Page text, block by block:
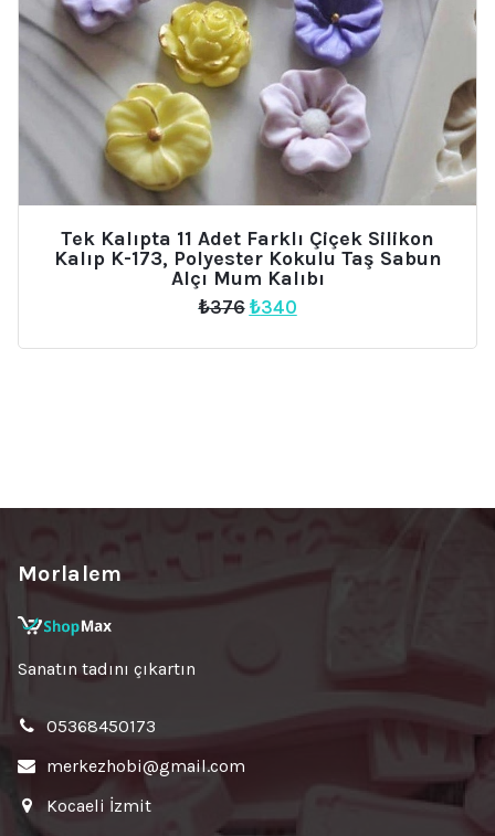
Tek Kalıpta 11 Adet Farklı Çiçek Silikon
Kalıp K-173, Polyester Kokulu Taş Sabun
Alçı Mum Kalıbı
₺376 Orijinal
₺376.
₺340Şu
fiyat:
Morlalem
Sanatın tadını çıkartın
05368450173
merkezhobi@gmail.com
Kocaeli İzmit